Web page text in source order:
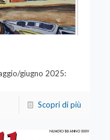
giugno 2025:
Scopri di più